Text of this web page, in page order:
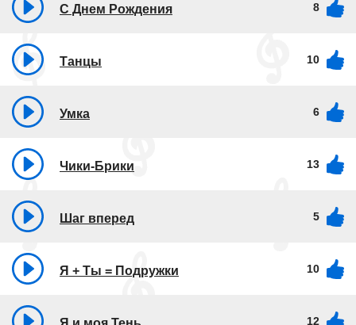
С Днем Рождения 8
Танцы 10
Умка 6
Чики-Брики 13
Шаг вперед 5
Я + Ты = Подружки 10
12